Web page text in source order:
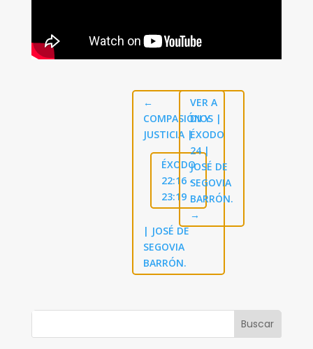
←
COMPASIÓN Y
JUSTICIA |
ÉXODO
22:16 -
23:19
| JOSÉ DE
SEGOVIA
BARRÓN.
VER A
DIOS |
ÉXODO
24|
JOSÉ DE
SEGOVIA
BARRÓN.
→